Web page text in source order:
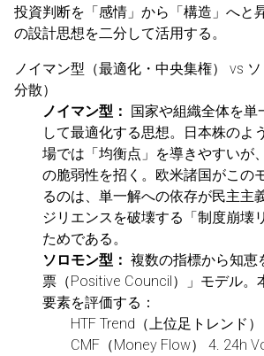
投資判断を「感情」から「構造」へと
の設計思想を二分して活用する。
ノイマン型（最適化・中央集権） vs
分散）
ノイマン型： 国家や組織全体を単
して最適化する思想。日本株のよ
場では「均衡点」を導きやすいが
の脆弱性を招く。欧米諸国がこの
るのは、単一解への依存が民主主
ジリエンスを破壊する「制度崩壊
ためである。
ソロモン型： 複数の指標から知恵
票（Positive Council）」モデル。
要素を評価する：
HTF Trend（上位足トレンド）
CMF（Money Flow） 4. 24h